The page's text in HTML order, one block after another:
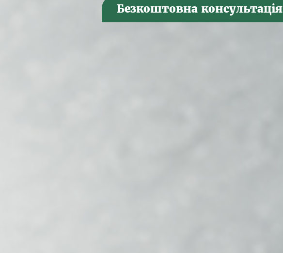
Безкоштовна консультація